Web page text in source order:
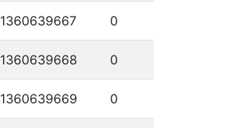
1360639667 0
1360639668 0
1360639669 0